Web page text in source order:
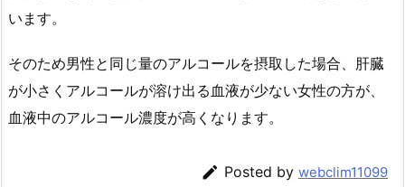
います。
そのため男性と同じ量のアルコールを摂取した場合、肝臓
が小さくアルコールが溶け出る血液が少ない女性の方が、
血液中のアルコール濃度が高くなります。
 Posted by webclim11099